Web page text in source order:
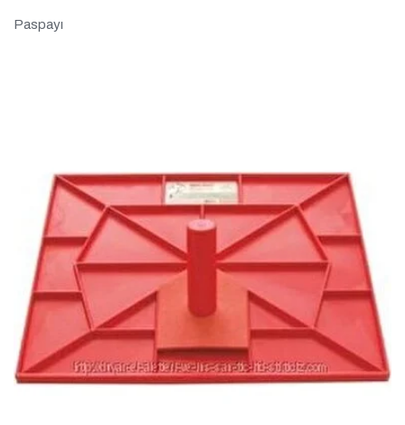
Paspayı